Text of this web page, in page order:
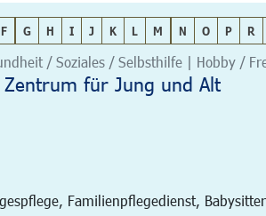
F G H I J K L M N O P R
/ Soziales / Selbsthilfe | Hobby /
für Jung und Alt
Familienpflegedienst,